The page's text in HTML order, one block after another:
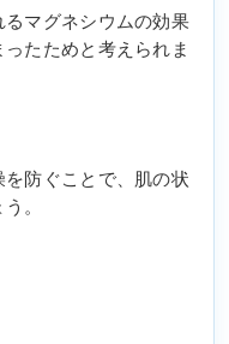
るマグネシウムの効果
たためと考えられま
防ぐことで、肌の状
。